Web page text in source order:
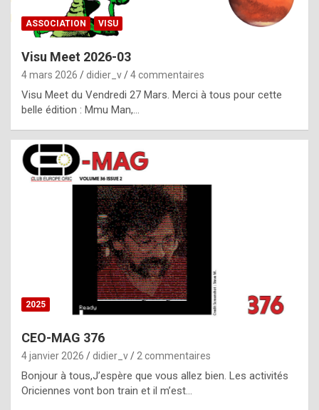
p
l
c
h
i
s
t
o
r
p
e
c
ASSOCIATION VISU
Visu Meet 2026-03
4 mars 2026 didier_v 4 commentaires
Visu Meet du Vendredi 27 Mars. Merci à tous pour cette
belle édition : Mmu Man,…
2025
CEO-MAG 376
4 janvier 2026 didier_v 2 commentaires
Bonjour à tous,J’espère que vous allez bien. Les activités
Oriciennes vont bon train et il m’est…